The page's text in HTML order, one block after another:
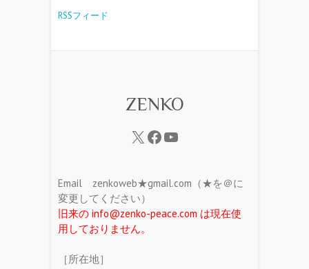
RSSフィード
ZENKO
Email zenkoweb★gmail.com（★を＠に
変更してください）
旧来の info@zenko-peace.com は現在使
用しておりません。
［所在地］